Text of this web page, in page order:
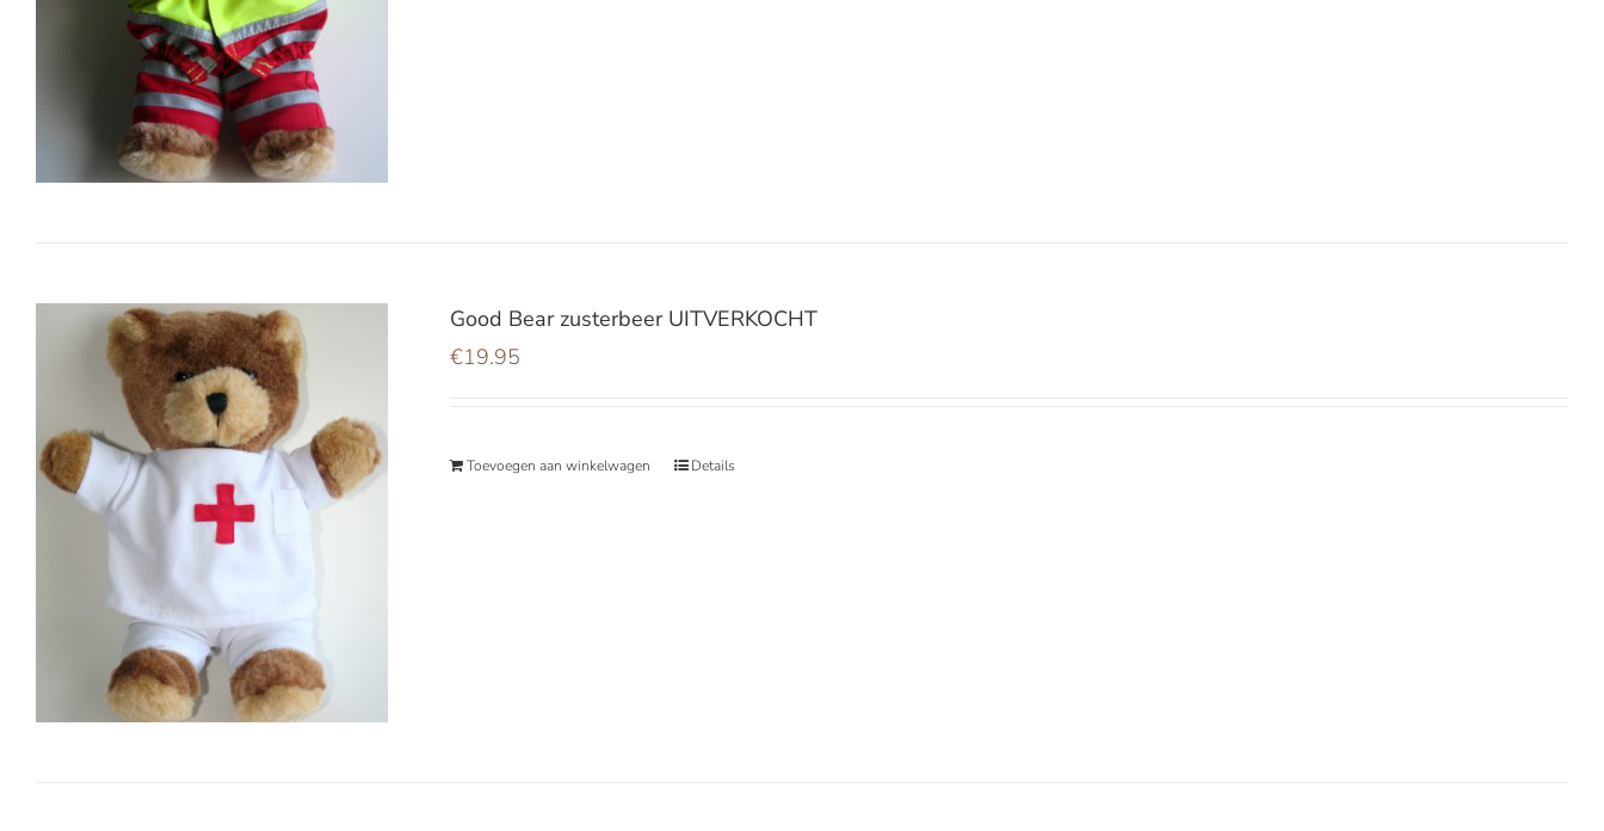
Good Bear zusterbeer UITVERKOCHT
€19.95
Toevoegen aan winkelwagen Details